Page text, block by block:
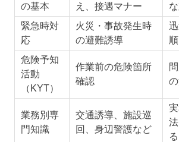
の基本
え、接遇マナー
緊急時対
応
火災・事故発生時
の避難誘導
危険予知
活動
（KYT）
作業前の危険箇所
確認
業務別専
門知識
交通誘導、施設巡
回、身辺警護など
る